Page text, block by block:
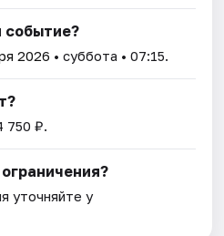
событие?
2026 • суббота • 07:15.
750 ₽.
уточняйте у